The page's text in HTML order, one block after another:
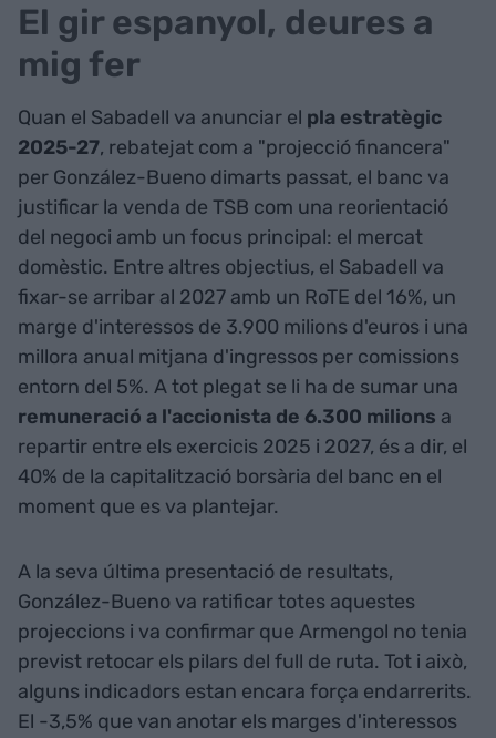
El gir espanyol, deures a
mig fer
Quan el Sabadell va anunciar el pla estratègic
2025-27, rebatejat com a "projecció financera"
per González-Bueno dimarts passat, el banc va
justificar la venda de TSB com una reorientació
del negoci amb un focus principal: el mercat
domèstic. Entre altres objectius, el Sabadell va
fixar-se arribar al 2027 amb un RoTE del 16%, un
marge d'interessos de 3.900 milions d'euros i una
millora anual mitjana d'ingressos per comissions
entorn del 5%. A tot plegat se li ha de sumar una
remuneració a l'accionista de 6.300 milions a
repartir entre els exercicis 2025 i 2027, és a dir, el
40% de la capitalització borsària del banc en el
moment que es va plantejar.
A la seva última presentació de resultats,
González-Bueno va ratificar totes aquestes
projeccions i va confirmar que Armengol no tenia
previst retocar els pilars del full de ruta. Tot i això,
alguns indicadors estan encara força endarrerits.
El -3,5% que van anotar els marges d'interessos